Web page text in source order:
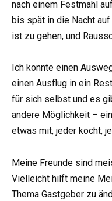
nach einem Festmahl
bis spät in die Nacht
ist zu gehen, und
Ich konnte einen
einen Ausflug in ein
für sich selbst und es
andere Möglichkeit –
etwas mit, jeder kocht,
Meine Freunde sind
Vielleicht hilft meine
Thema Gastgeber zu